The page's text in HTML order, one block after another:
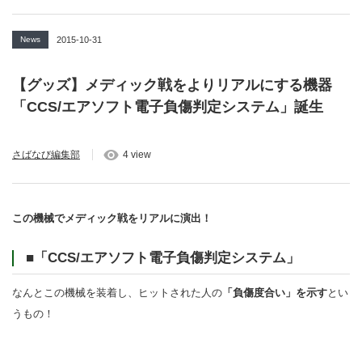
News 2015-10-31
【グッズ】メディック戦をよりリアルにする機器
「CCS/エアソフト電子負傷判定システム」誕生
さばなび編集部 4 view
この機械でメディック戦をリアルに演出！
■「CCS/エアソフト電子負傷判定システム」
なんとこの機械を装着し、ヒットされた人の 「負傷度合い」を示すとい
うもの！